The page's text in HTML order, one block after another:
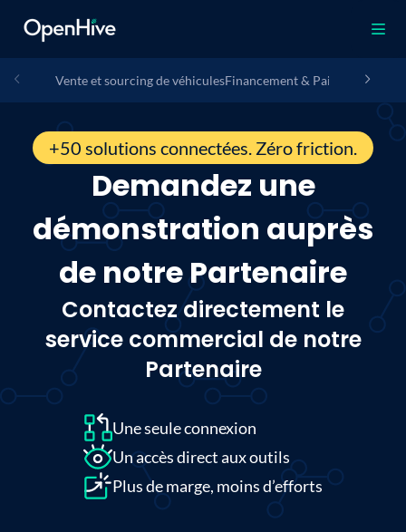
Vente et sourcing de véhiculesFinancement & Paiement
+50 solutions connectées. Zéro friction.
Demandez une
démonstration auprès
de notre Partenaire
Contactez directement le
service commercial de notre
Partenaire
Une seule connexion
Un accès direct aux outils
Plus de marge, moins d’efforts